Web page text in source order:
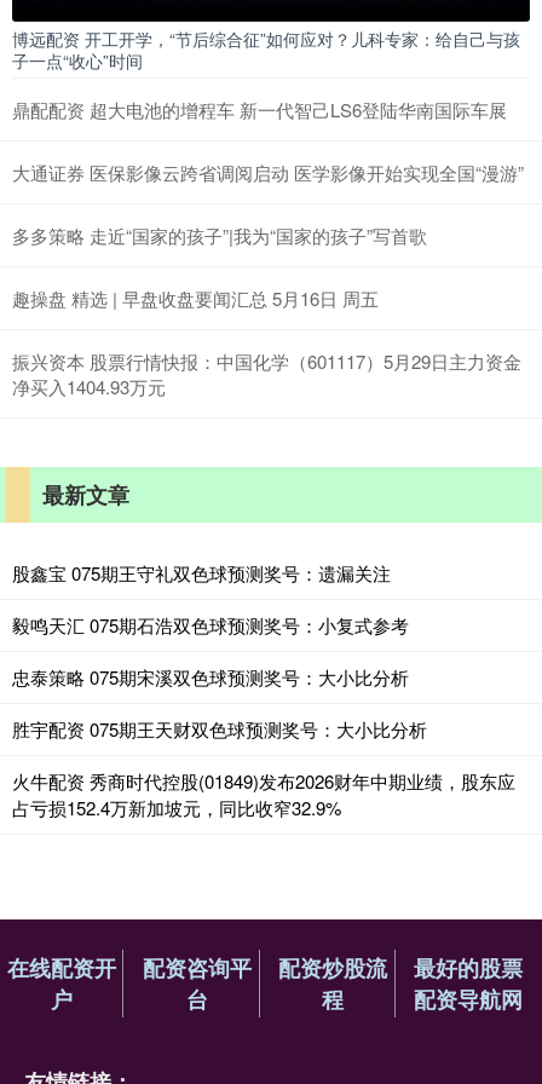
博远配资 开工开学，“节后综合征”如何应对？儿科专家：给自己与孩
子一点“收心”时间
鼎配配资 超大电池的增程车 新一代智己LS6登陆华南国际车展
大通证券 医保影像云跨省调阅启动 医学影像开始实现全国“漫游”
多多策略 走近“国家的孩子”|我为“国家的孩子”写首歌
趣操盘 精选 | 早盘收盘要闻汇总 5月16日 周五
振兴资本 股票行情快报：中国化学（601117）5月29日主力资金
净买入1404.93万元
最新文章
股鑫宝 075期王守礼双色球预测奖号：遗漏关注
毅鸣天汇 075期石浩双色球预测奖号：小复式参考
忠泰策略 075期宋溪双色球预测奖号：大小比分析
胜宇配资 075期王天财双色球预测奖号：大小比分析
火牛配资 秀商时代控股(01849)发布2026财年中期业绩，股东应
占亏损152.4万新加坡元，同比收窄32.9%
在线配资开
户
配资咨询平
台
配资炒股流
程
最好的股票
配资导航网